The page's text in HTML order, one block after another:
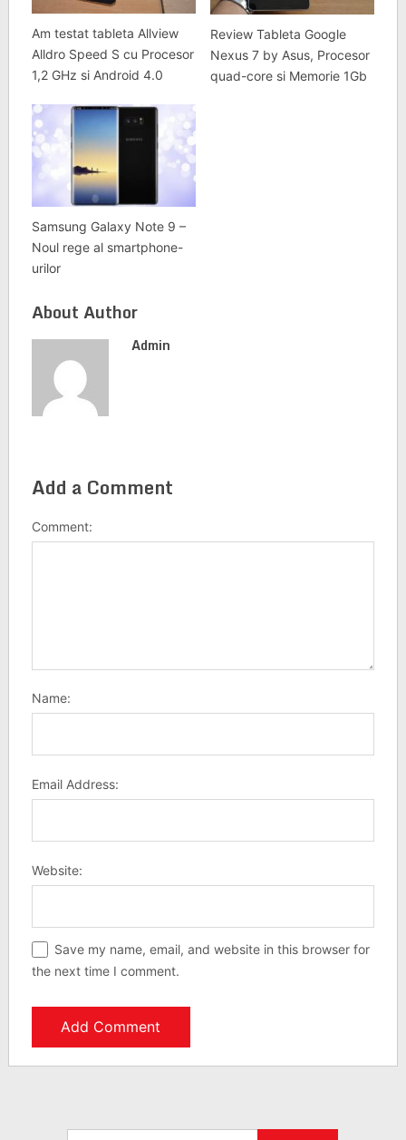
Am testat tableta Allview
Alldro Speed S cu Procesor
1,2 GHz si Android 4.0
Review Tableta Google
Nexus 7 by Asus, Procesor
quad-core si Memorie 1Gb
Samsung Galaxy Note 9 –
Noul rege al smartphone-
urilor
About Author
Admin
Add a Comment
Comment:
Name:
Email Address:
Website:
Save my name, email, and website in this browser for
the next time I comment.